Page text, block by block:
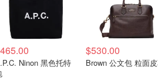
Ninon 黑色托特
$530.00
Brown 公文包 粒面